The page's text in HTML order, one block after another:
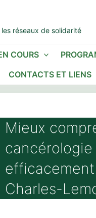
réseaux de solidarité
COURS
CONTACTS ET LIENS
Mieux
efficacement
Charles-